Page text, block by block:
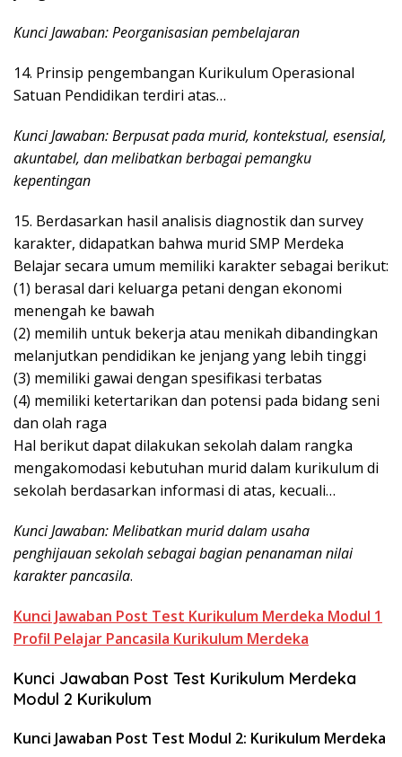
Kunci Jawaban: Peorganisasian pembelajaran
14. Prinsip pengembangan Kurikulum Operasional
Satuan Pendidikan terdiri atas…
Kunci Jawaban: Berpusat pada murid, kontekstual, esensial,
akuntabel, dan melibatkan berbagai pemangku
kepentingan
15. Berdasarkan hasil analisis diagnostik dan survey
karakter, didapatkan bahwa murid SMP Merdeka
Belajar secara umum memiliki karakter sebagai berikut:
(1) berasal dari keluarga petani dengan ekonomi
menengah ke bawah
(2) memilih untuk bekerja atau menikah dibandingkan
melanjutkan pendidikan ke jenjang yang lebih tinggi
(3) memiliki gawai dengan spesifikasi terbatas
(4) memiliki ketertarikan dan potensi pada bidang seni
dan olah raga
Hal berikut dapat dilakukan sekolah dalam rangka
mengakomodasi kebutuhan murid dalam kurikulum di
sekolah berdasarkan informasi di atas, kecuali…
Kunci Jawaban: Melibatkan murid dalam usaha
penghijauan sekolah sebagai bagian penanaman nilai
karakter pancasila.
Kunci Jawaban Post Test Kurikulum Merdeka Modul 1
Profil Pelajar Pancasila Kurikulum Merdeka
Kunci Jawaban Post Test Kurikulum Merdeka
Modul 2 Kurikulum
Kunci Jawaban Post Test Modul 2: Kurikulum Merdeka